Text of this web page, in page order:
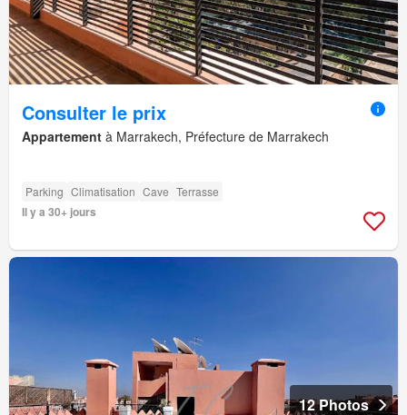
Consulter le prix
Appartement à Marrakech, Préfecture de Marrakech
Parking Climatisation Cave Terrasse
Il y a 30+ jours
12 Photos